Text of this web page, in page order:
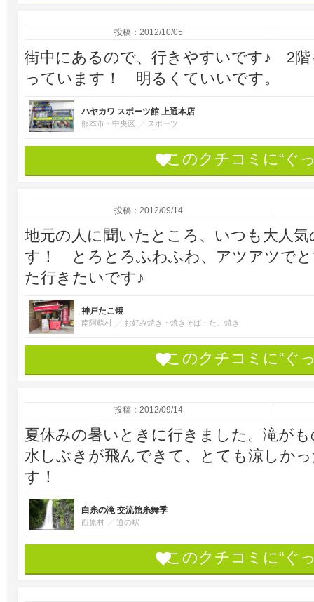
投稿：2012/10/05
街中にあるので、行きやすいです♪ 2
っています！ 明るくていいです。
ハヤカワ スポーツ館 上通本店
熊本市・中央区 スポーツ
このクチコミに“ぐ
投稿：2012/09/14
地元の人に聞いたところ、いつも大人
す！ とろとろふわふわ、アツアツで
た行きたいです♪
神戸たこ焼
南阿蘇村 お好み焼き・焼きそば・たこ焼き
このクチコミに“ぐ
投稿：2012/09/14
夏休みの暑いときに行きました。滝が
水しぶきが飛んできて、とても涼しか
す！
白糸の滝 交流館糸舞季
西原村 道の駅
このクチコミに“ぐ